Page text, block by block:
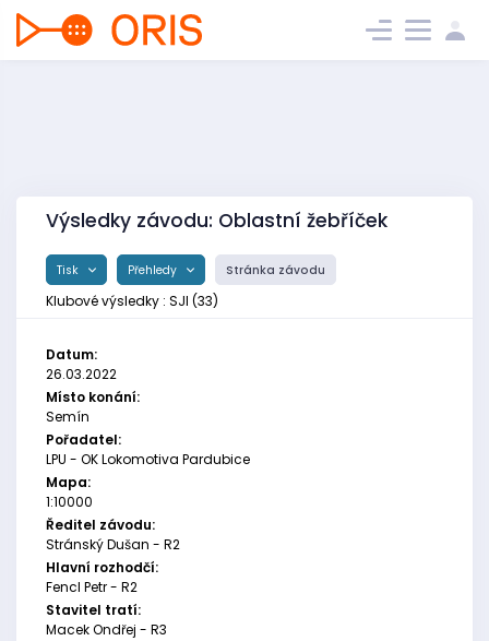
Výsledky závodu: Oblastní žebříček
Tisk Přehledy Stránka závodu
Klubové výsledky : SJI (33)
Datum:
26.03.2022
Místo konání:
Semín
Pořadatel:
LPU - OK Lokomotiva Pardubice
Mapa:
1:10000
Ředitel závodu:
Stránský Dušan - R2
Hlavní rozhodčí:
Fencl Petr - R2
Stavitel tratí:
Macek Ondřej - R3